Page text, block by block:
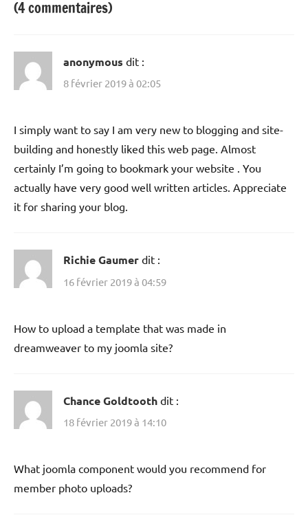
(4 commentaires)
anonymous dit :
8 février 2019 à 02:05
I simply want to say I am very new to blogging and site-
building and honestly liked this web page. Almost
certainly I’m going to bookmark your website . You
actually have very good well written articles. Appreciate
it for sharing your blog.
Richie Gaumer dit :
16 février 2019 à 04:59
How to upload a template that was made in
dreamweaver to my joomla site?
Chance Goldtooth dit :
18 février 2019 à 14:10
What joomla component would you recommend for
member photo uploads?